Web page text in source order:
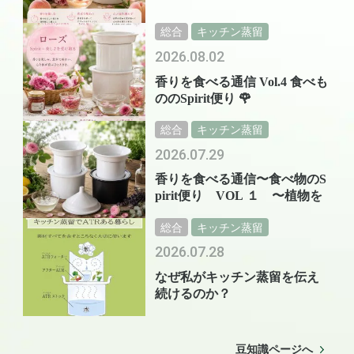
香りを食べる通信 Vol.4 食べも
ののSpirit便り 🌹
2026.08.02
総合 キッチン蒸留
香りを食べる通信〜食べ物のS
pirit便り VOL １ 〜植物を
2026.07.29
総合 キッチン蒸留
なぜ私がキッチン蒸留を伝え
続けるのか？
2026.07.28
総合 キッチン蒸留
豆知識ページへ